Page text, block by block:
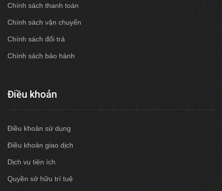
Chính sách thanh toán
Chính sách vận chuyển
Chính sách đổi trả
Chính sách bảo hành
Điều khoản
Điều khoản sử dụng
Điều khoản giao dịch
Dịch vụ tiện ích
Quyền sở hữu trí tuệ